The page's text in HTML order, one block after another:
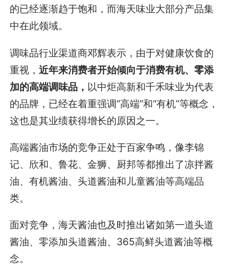
的已经逐渐趋于饱和，而海天味业大部分产品集
中在此领域。
调味品行业渠道商邓辉表示，由于对健康饮食的
重视，近年来消费者开始倾向于消费有机、零添
加的高端调味品， 以中炬高新和千禾味业为代表
的品牌，已经在着重强调“高端”和“有机”等概念，
这也是其业绩获得增长的原因之一。
高端酱油市场的竞争正处于百家争鸣，像李锦
记、欣和、鲁花、金狮、厨邦等都推出了凉拌酱
油、有机酱油、头道酱油和儿童酱油等高端品
类。
面对竞争，海天酱油也及时推出诸如第一道头道
酱油、零添加头道酱油、365高鲜头道酱油等概
念。